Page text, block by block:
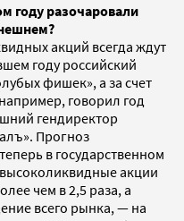
году разочаровали
акций всегда ждут
году российский
фишек», а за счет
говорил год
гендиректор
Прогноз
в государственном
акции
чем в 2,5 раза, а
всего рынка, — на